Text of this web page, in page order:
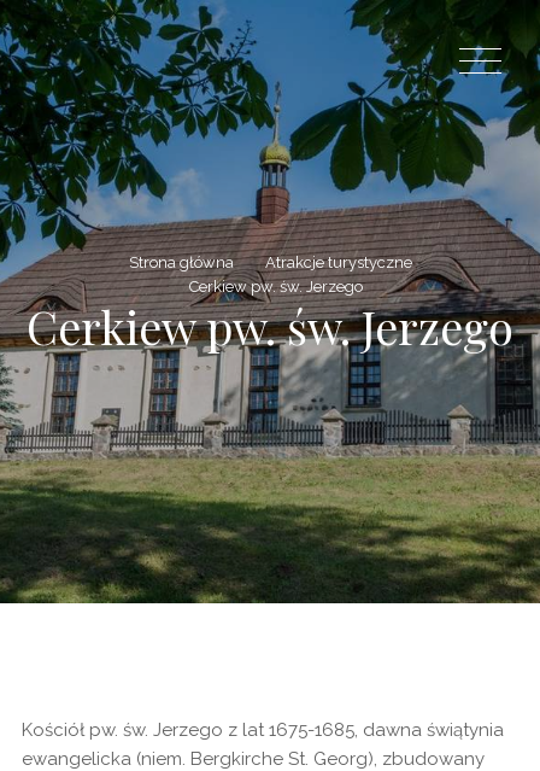
Strona główna
Atrakcje turystyczne
Cerkiew pw. św. Jerzego
Cerkiew pw. św. Jerzego
Kościół pw. św. Jerzego z lat 1675-1685, dawna świątynia
ewangelicka (niem. Bergkirche St. Georg), zbudowany